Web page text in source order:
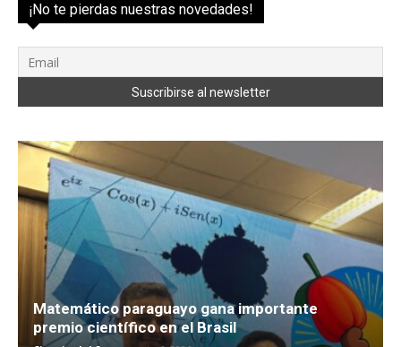
¡No te pierdas nuestras novedades!
Matemático paraguayo gana importante
premio científico en el Brasil